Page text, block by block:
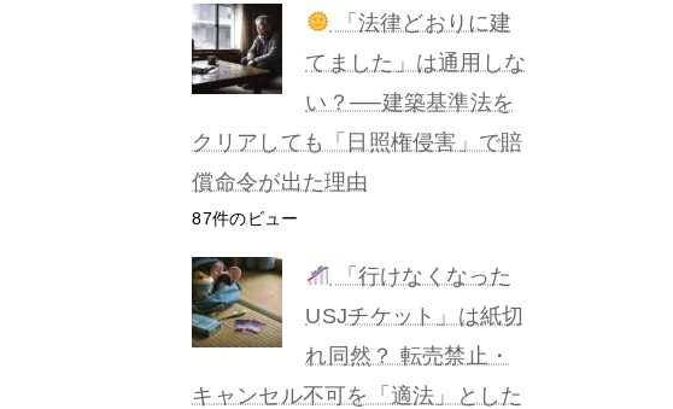
「法律どおりに建
てました」は通用しな
い？──建築基準法を
クリアしても「日照権侵害」で賠
償命令が出た理由
87件のビュー
「行けなくなった
USJチケット」は紙切
れ同然？ 転売禁止・
キャンセル不可を「適法」とした